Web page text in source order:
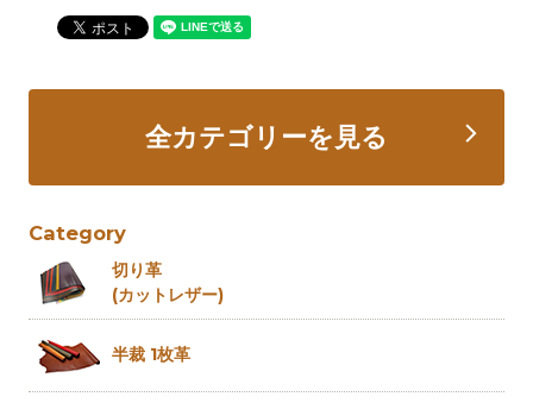
全カテゴリーを見る
Category
切り革
(カットレザー)
半裁 1枚革